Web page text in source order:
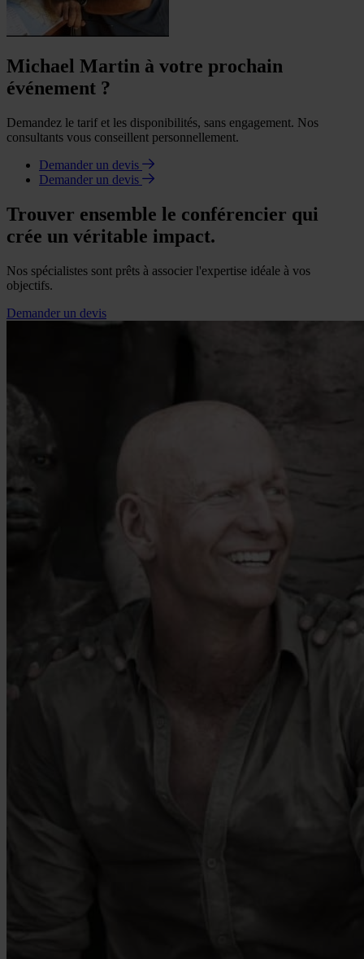
Michael Martin à votre prochain
événement ?
Demandez le tarif et les disponibilités, sans engagement. Nos
consultants vous conseillent personnellement.
Demander un devis
Demander un devis
Trouver ensemble le conférencier qui
crée un véritable impact.
Nos spécialistes sont prêts à associer l'expertise idéale à vos
objectifs.
Demander un devis